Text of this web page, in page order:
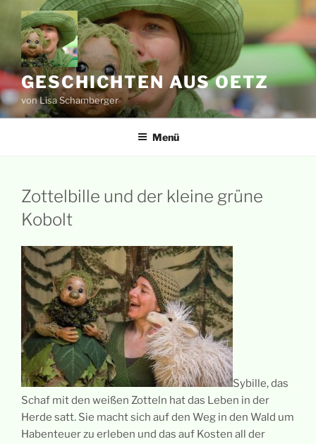
Zum
Inhalt
springen
GESCHICHTEN AUS OETZ
von Lisa Schamberger
Menü
Zottelbille und der kleine grüne
Kobolt
Sybille, das
Schaf mit den weißen Zotteln hat das Leben in der
Herde satt. Sie macht sich auf den Weg in den Wald um
Habenteuer zu erleben und das auf Kosten all der